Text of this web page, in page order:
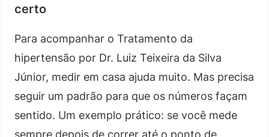
certo
Para acompanhar o Tratamento da
hipertensão por Dr. Luiz Teixeira da Silva
Júnior, medir em casa ajuda muito. Mas precisa
seguir um padrão para que os números façam
sentido. Um exemplo prático: se você mede
sempre depois de correr até o ponto de